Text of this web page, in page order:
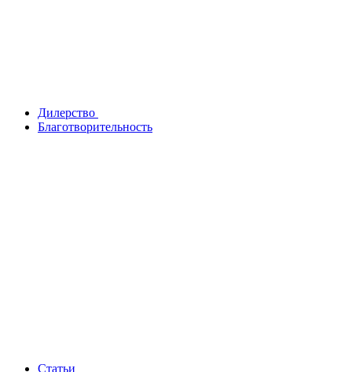
Дилерство
Благотворительность
Статьи